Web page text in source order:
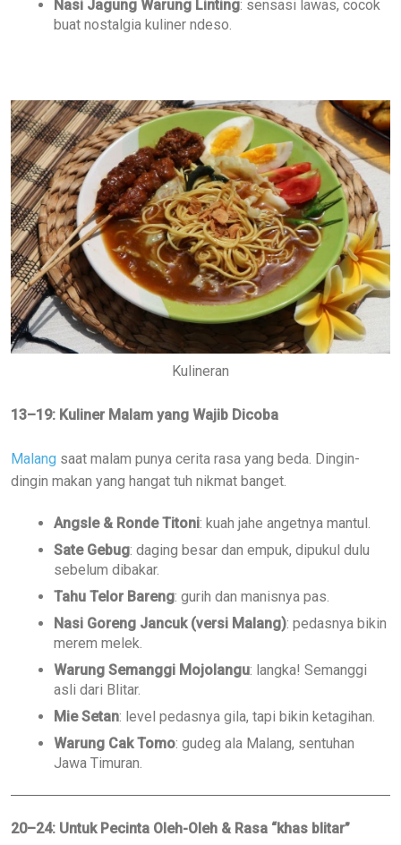
Nasi Jagung Warung Linting: sensasi lawas, cocok
buat nostalgia kuliner ndeso.
Kulineran
13–19: Kuliner Malam yang Wajib Dicoba
Malang saat malam punya cerita rasa yang beda. Dingin-
dingin makan yang hangat tuh nikmat banget.
Angsle & Ronde Titoni: kuah jahe angetnya mantul.
Sate Gebug: daging besar dan empuk, dipukul dulu
sebelum dibakar.
Tahu Telor Bareng: gurih dan manisnya pas.
Nasi Goreng Jancuk (versi Malang): pedasnya bikin
merem melek.
Warung Semanggi Mojolangu: langka! Semanggi
asli dari Blitar.
Mie Setan: level pedasnya gila, tapi bikin ketagihan.
Warung Cak Tomo: gudeg ala Malang, sentuhan
Jawa Timuran.
20–24: Untuk Pecinta Oleh-Oleh & Rasa “khas blitar”